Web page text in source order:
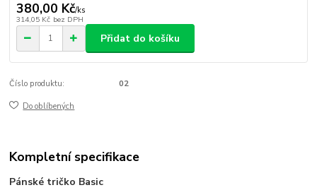
380,00 Kč/ks
314,05 Kč bez DPH
Přidat do košíku
Číslo produktu: 02
Do oblíbených
Kompletní specifikace
Pánské tričko Basic